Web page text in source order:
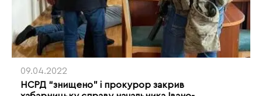
09.04.2022
НСРД “знищено” і прокурор закрив